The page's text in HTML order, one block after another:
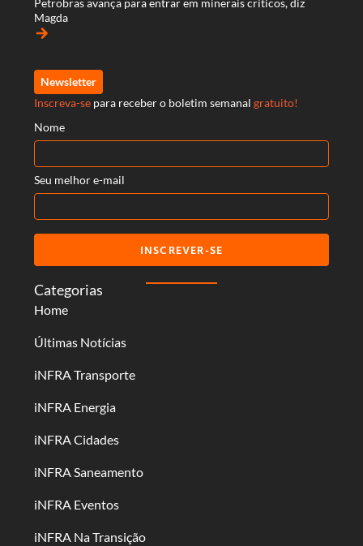
Categorias
Home
Últimas Notícias
iNFRA Transporte
iNFRA Energia
iNFRA Cidades
iNFRA Saneamento
iNFRA Eventos
iNFRA Na Transição
Petrobras avança para entrar em minerais críticos, diz
Magda
arrow_forward
Newsletter
Inscreva-se para receber o boletim semanal gratuito!
Nome
Seu melhor e-mail
INSCREVER-SE